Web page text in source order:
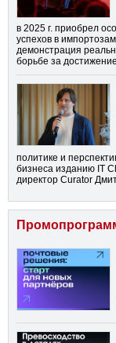
в 2025 г. приобрел
успехов в
демонстрация
борьбе за
политике и
бизнеса изданию IT
директор Curator